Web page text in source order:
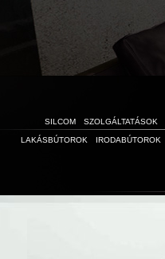
SILCOM SZOLGÁLTATÁSOK
LAKÁSBÚTOROK IRODABÚTOROK